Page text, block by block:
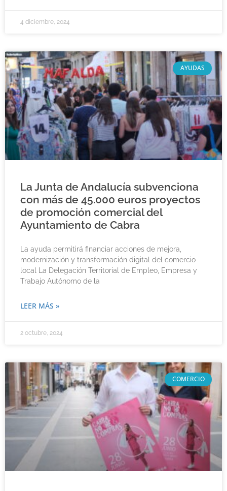
4 diciembre, 2024
AYUDAS
La Junta de Andalucía subvenciona
con más de 45.000 euros proyectos
de promoción comercial del
Ayuntamiento de Cabra
La ayuda permitirá financiar acciones de mejora,
modernización y transformación digital del comercio
local La Delegación Territorial de Empleo, Empresa y
Trabajo Autónomo de la
LEER MÁS »
2 octubre, 2024
COMERCIO